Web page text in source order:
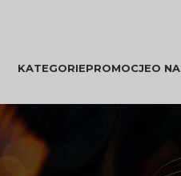
KATEGORIEPROMOCJEO